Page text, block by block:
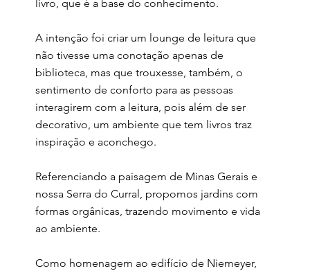
livro, que é a base do conhecimento.
A intenção foi criar um lounge de leitura que
não tivesse uma conotação apenas de
biblioteca, mas que trouxesse, também, o
sentimento de conforto para as pessoas
interagirem com a leitura, pois além de ser
decorativo, um ambiente que tem livros traz
inspiração e aconchego.
Referenciando a paisagem de Minas Gerais e
nossa Serra do Curral, propomos jardins com
formas orgânicas, trazendo movimento e vida
ao ambiente.
Como homenagem ao edifício de Niemeyer,